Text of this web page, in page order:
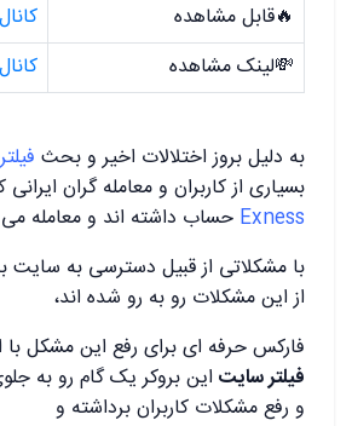
🔥قابل مشاهده
💸لینک مشاهده
به دلیل بروز اختلالات اخیر و بحث
بسیاری از کاربران و معامله گران ایرانی
Exness حساب داشته اند و معامله
با مشکلاتی از قبیل دسترسی به سایت
از این مشکلات رو به رو شده اند،
فارکس حرفه ای برای رفع این مشکل با
فیلتر سایت این بروکر یک گام رو به
و رفع مشکلات کاربران برداشته و